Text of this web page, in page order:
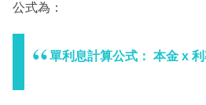
公式為：
單利息計算公式： 本金 x